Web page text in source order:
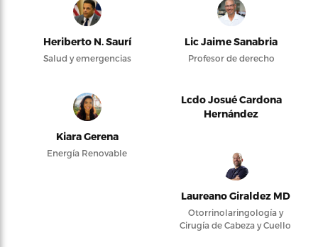
Heriberto N. Saurí
Salud y emergencias
Lic Jaime Sanabria
Profesor de derecho
Kiara Gerena
Energía Renovable
Lcdo Josué Cardona
Hernández
Laureano Giraldez MD
Otorrinolaringología y
Cirugía de Cabeza y Cuello